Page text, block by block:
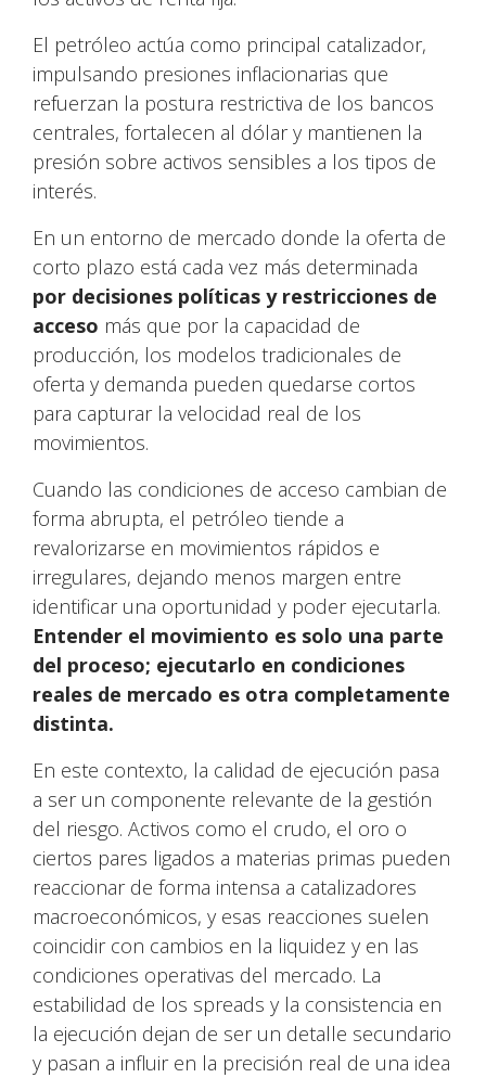
El petróleo actúa como principal catalizador,
impulsando presiones inflacionarias que
refuerzan la postura restrictiva de los bancos
centrales, fortalecen al dólar y mantienen la
presión sobre activos sensibles a los tipos de
interés.
En un entorno de mercado donde la oferta de
corto plazo está cada vez más determinada
por decisiones políticas y restricciones de
acceso más que por la capacidad de
producción, los modelos tradicionales de
oferta y demanda pueden quedarse cortos
para capturar la velocidad real de los
movimientos.
Cuando las condiciones de acceso cambian de
forma abrupta, el petróleo tiende a
revalorizarse en movimientos rápidos e
irregulares, dejando menos margen entre
identificar una oportunidad y poder ejecutarla.
Entender el movimiento es solo una parte
del proceso; ejecutarlo en condiciones
reales de mercado es otra completamente
distinta.
En este contexto, la calidad de ejecución pasa
a ser un componente relevante de la gestión
del riesgo. Activos como el crudo, el oro o
ciertos pares ligados a materias primas pueden
reaccionar de forma intensa a catalizadores
macroeconómicos, y esas reacciones suelen
coincidir con cambios en la liquidez y en las
condiciones operativas del mercado. La
estabilidad de los spreads y la consistencia en
la ejecución dejan de ser un detalle secundario
y pasan a influir en la precisión real de una idea